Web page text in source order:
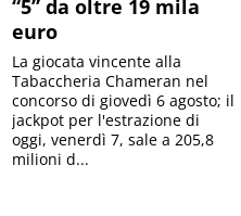
“5” da oltre 19 mila
euro
La giocata vincente alla
Tabaccheria Chameran nel
concorso di giovedì 6 agosto; il
jackpot per l'estrazione di
oggi, venerdì 7, sale a 205,8
milioni d...